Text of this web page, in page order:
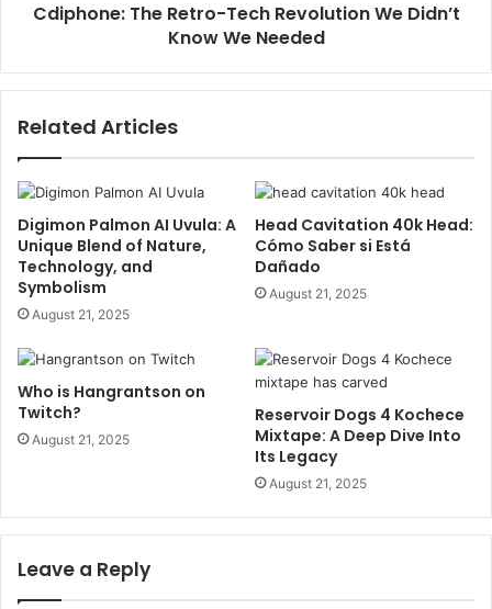
Cdiphone: The Retro-Tech Revolution We Didn’t
Know We Needed
Related Articles
Digimon Palmon AI Uvula: A
Unique Blend of Nature,
Technology, and
Symbolism
August 21, 2025
Head Cavitation 40k Head:
Cómo Saber si Está
Dañado
August 21, 2025
Who is Hangrantson on
Twitch?
August 21, 2025
Reservoir Dogs 4 Kochece
Mixtape: A Deep Dive Into
Its Legacy
August 21, 2025
Leave a Reply